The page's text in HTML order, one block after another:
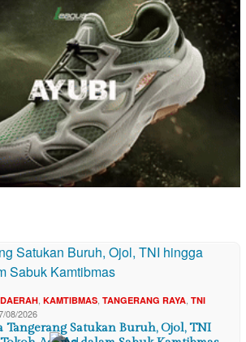
DAERAH KAMTIBMAS TANGERANG RAYA TNI
08/2026
Tangerang Satukan Buruh, Ojol, TNI